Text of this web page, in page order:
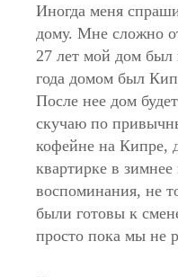
Иногда меня
дому. Мне сложно
27 лет мой дом
года домом был
После нее дом
скучаю по
кофейне на Кипре,
квартирке в
воспоминания, не
были готовы к
просто пока мы не